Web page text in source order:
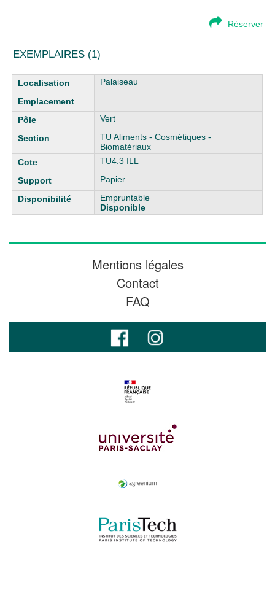
Réserver
EXEMPLAIRES (1)
Liste des exemplaires Palaiseau
Vert
TU Aliments - Cosmétiques -
Biomatériaux
TU4.3 ILL
Papier
Empruntable
Disponible
Mentions légales
Contact
FAQ